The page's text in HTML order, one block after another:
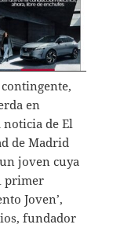
en
noticia de El
de Madrid
joven cuya
primer
Joven’,
fundador